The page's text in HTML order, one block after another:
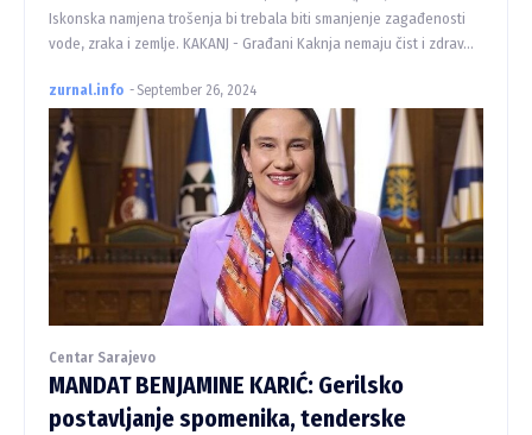
Iskonska namjena trošenja bi trebala biti smanjenje zagađenosti
vode, zraka i zemlje. KAKANJ - Građani Kaknja nemaju čist i zdrav...
zurnal.info - September 26, 2024
Centar Sarajevo
MANDAT BENJAMINE KARIĆ: Gerilsko
postavljanje spomenika, tenderske